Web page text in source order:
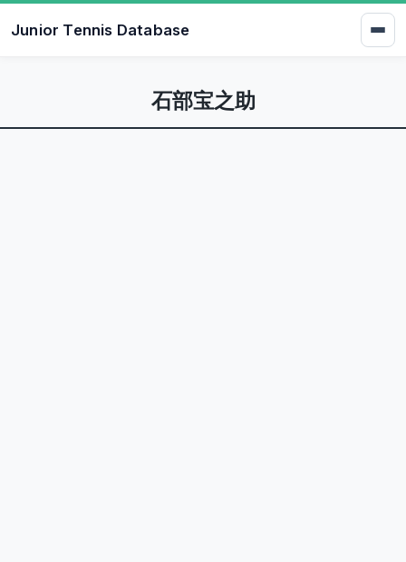
Junior Tennis Database
石部宝之助